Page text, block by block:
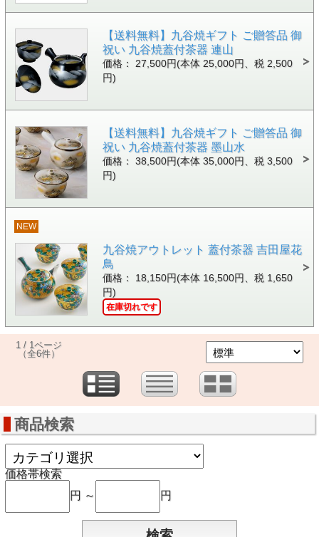
【送料無料】九谷焼ギフト ご贈答品 御
祝い 九谷焼蓋付茶器 連山
価格： 27,500円(本体 25,000円、税 2,500
円)
【送料無料】九谷焼ギフト ご贈答品 御
祝い 九谷焼蓋付茶器 墨山水
価格： 38,500円(本体 35,000円、税 3,500
円)
NEW
九谷焼アウトレット 蓋付茶器 吉田屋花
鳥
価格： 18,150円(本体 16,500円、税 1,650
円)
在庫切れです
1 / 1ページ
（全6件）
商品検索
価格帯検索
円 ～
円